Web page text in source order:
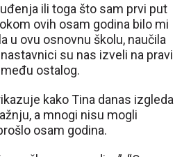
ili toga što sam prvi put
ovih osam godina bilo mi
u ovu osnovnu školu, naučila
su nas izveli na pravi
ostalog.
kako Tina danas izgleda
a mnogi nisu mogli
osam godina.